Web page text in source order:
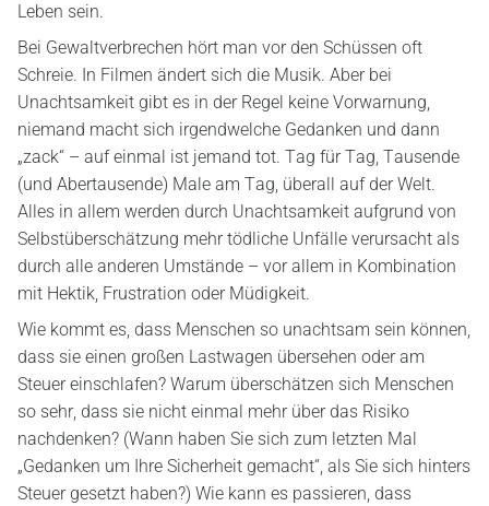
Leben sein.
Bei Gewaltverbrechen hört man vor den Schüssen oft
Schreie. In Filmen ändert sich die Musik. Aber bei
Unachtsamkeit gibt es in der Regel keine Vorwarnung,
niemand macht sich irgendwelche Gedanken und dann
„zack“ – auf einmal ist jemand tot. Tag für Tag, Tausende
(und Abertausende) Male am Tag, überall auf der Welt.
Alles in allem werden durch Unachtsamkeit aufgrund von
Selbstüberschätzung mehr tödliche Unfälle verursacht als
durch alle anderen Umstände – vor allem in Kombination
mit Hektik, Frustration oder Müdigkeit.
Wie kommt es, dass Menschen so unachtsam sein können,
dass sie einen großen Lastwagen übersehen oder am
Steuer einschlafen? Warum überschätzen sich Menschen
so sehr, dass sie nicht einmal mehr über das Risiko
nachdenken? (Wann haben Sie sich zum letzten Mal
„Gedanken um Ihre Sicherheit gemacht“, als Sie sich hinters
Steuer gesetzt haben?) Wie kann es passieren, dass